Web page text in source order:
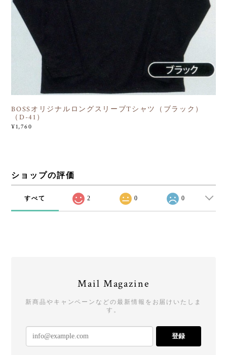
BOSSオリジナルロングスリーブTシャツ（ブラック）
（D-41）
¥1,760
ショップの評価
すべて 2 0 0
Mail Magazine
新商品やキャンペーンなどの最新情報をお届けいたしま
す。
登録